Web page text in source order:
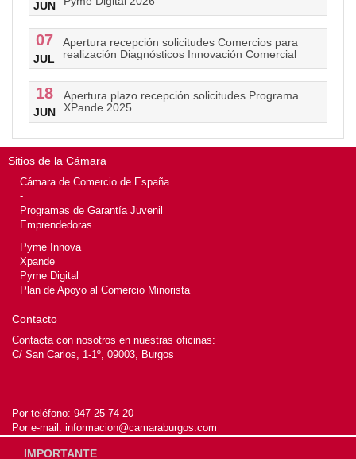
JUN
07
JUL
Apertura recepción solicitudes Comercios para
realización Diagnósticos Innovación Comercial
18
JUN
Apertura plazo recepción solicitudes Programa
XPande 2025
Sitios de la Cámara
Cámara de Comercio de España
-
Programas de Garantía Juvenil
Emprendedoras
Pyme Innova
Xpande
Pyme Digital
Plan de Apoyo al Comercio Minorista
Contacto
Contacta con nosotros en nuestras oficinas:
C/ San Carlos, 1-1º, 09003, Burgos
Por teléfono: 947 25 74 20
Por e-mail: informacion@camaraburgos.com
IMPORTANTE